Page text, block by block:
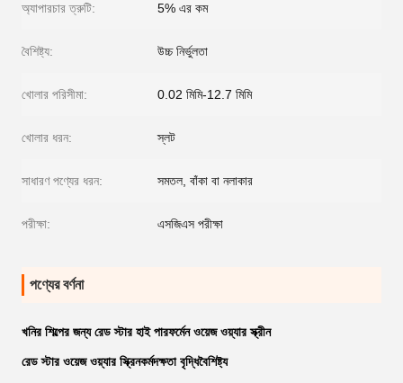
অ্যাপারচার ত্রুটি: 5% এর কম
বৈশিষ্ট্য: উচ্চ নির্ভুলতা
খোলার পরিসীমা: 0.02 মিমি-12.7 মিমি
খোলার ধরন: স্লট
সাধারণ পণ্যের ধরন: সমতল, বাঁকা বা নলাকার
পরীক্ষা: এসজিএস পরীক্ষা
পণ্যের বর্ণনা
খনির শিল্পের জন্য রেড স্টার হাই পারফর্মেন ​​ওয়েজ ওয়্যার স্ক্রীন
রেড স্টার ওয়েজ ওয়্যার স্ক্রিনকর্মদক্ষতা বৃদ্ধিবৈশিষ্ট্য